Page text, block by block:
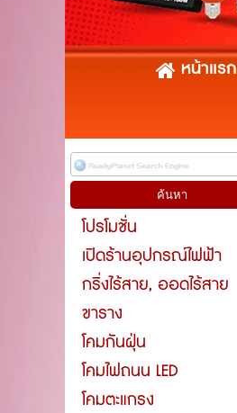
หน้าแรก
โปรโมชั่น
เปิดร้านอุปกรณ์ไฟฟ้า
กริ่งไร้สาย, ออดไร้สาย
ขาราง
โคมกันฝุ่น
โคมไฟถนน LED
โคมตะแกรง